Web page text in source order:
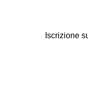
Iscrizione